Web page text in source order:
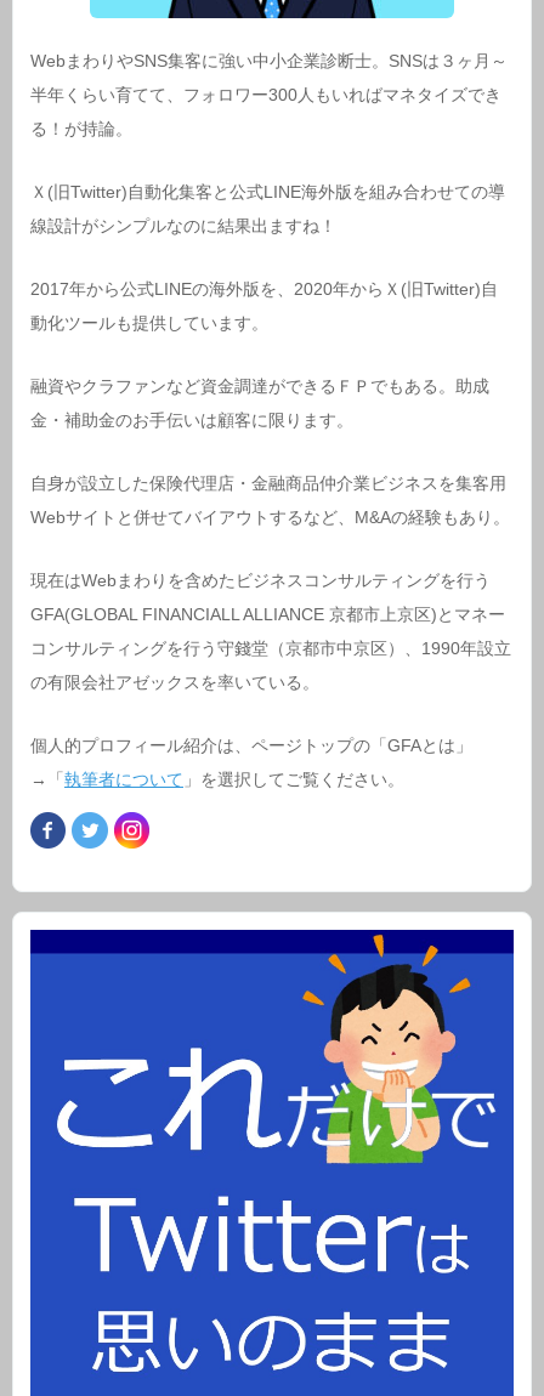
WebまわりやSNS集客に強い中小企業診断士。SNSは３ヶ月～
半年くらい育てて、フォロワー300人もいればマネタイズでき
る！が持論。
Ｘ(旧Twitter)自動化集客と公式LINE海外版を組み合わせての導
線設計がシンプルなのに結果出ますね！
2017年から公式LINEの海外版を、2020年からＸ(旧Twitter)自
動化ツールも提供しています。
融資やクラファンなど資金調達ができるＦＰでもある。助成
金・補助金のお手伝いは顧客に限ります。
自身が設立した保険代理店・金融商品仲介業ビジネスを集客用
Webサイトと併せてバイアウトするなど、M&Aの経験もあり。
現在はWebまわりを含めたビジネスコンサルティングを行う
GFA(GLOBAL FINANCIALL ALLIANCE 京都市上京区)とマネー
コンサルティングを行う守錢堂（京都市中京区）、1990年設立
の有限会社アゼックスを率いている。
個人的プロフィール紹介は、ページトップの「GFAとは」
→「 執筆者について 」を選択してご覧ください。